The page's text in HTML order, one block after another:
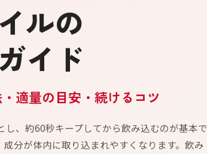
ルの
イド
適量の目安・続けるコツ
し、約60秒キープしてから飲み込むのが基本で
成分が体内に取り込まれやすくなります。飲み